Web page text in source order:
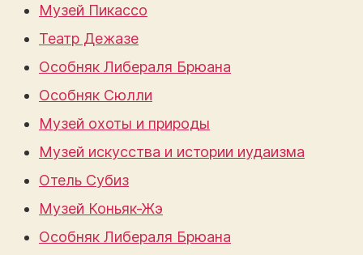
Музей Пикассо
Театр Дежазе
Особняк Либераля Брюана
Особняк Сюлли
Музей охоты и природы
Музей искусства и истории иудаизма
Отель Субиз
Музей Коньяк-Жэ
Особняк Либераля Брюана